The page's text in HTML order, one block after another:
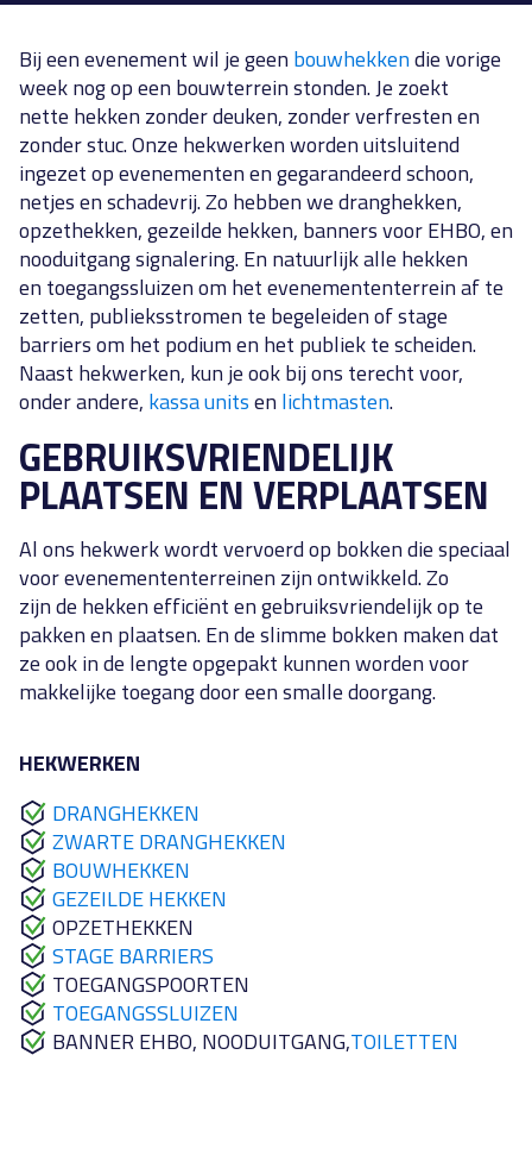
Bij een evenement wil je geen bouwhekkendie vorige
week nog op een bouwterrein stonden. Je zoekt
nette hekken zonder deuken, zonder verfresten en
zonder stuc. Onze hekwerken worden uitsluitend
ingezet op evenementen en gegarandeerd schoon,
netjes en schadevrij. Zo hebben we dranghekken,
opzethekken, gezeilde hekken, banners voor EHBO, en
nooduitgang signalering. En natuurlijk alle hekken
en toegangssluizen om het evenemententerrein af te
zetten, publieksstromen te begeleiden of stage
barriers om het podium en het publiek te scheiden.
Naast hekwerken, kun je ook bij ons terecht voor,
onder andere, kassa unitsen lichtmasten.
GEBRUIKSVRIENDELIJK
PLAATSEN EN VERPLAATSEN
Al ons hekwerk wordt vervoerd op bokken die speciaal
voor evenemententerreinen zijn ontwikkeld. Zo
zijn de hekken efficiënt en gebruiksvriendelijk op te
pakken en plaatsen. En de slimme bokken maken dat
ze ook in de lengte opgepakt kunnen worden voor
makkelijke toegang door een smalle doorgang.
HEKWERKEN
DRANGHEKKEN
ZWARTE DRANGHEKKEN
BOUWHEKKEN
GEZEILDE HEKKEN
OPZETHEKKEN
STAGE BARRIERS
TOEGANGSPOORTEN
TOEGANGSSLUIZEN
BANNER EHBO, NOODUITGANG,TOILETTEN